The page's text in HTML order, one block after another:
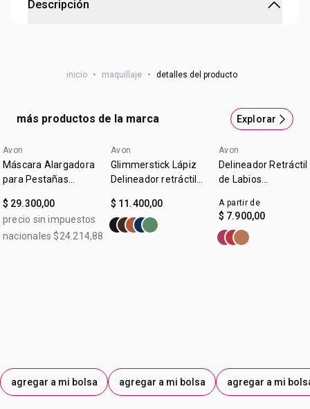
Descripción
peinar las cejas
inicio • maquillaje • detalles del producto
más productos de la marca Explorar
Avon
Máscara Alargadora
para Pestañas
$ 29.300,00
precio sin impuestos
nacionales $24.214,88
agregar a mi bolsa
Avon
Glimmerstick Lápiz
Delineador retráctil
Black
$ 11.400,00
agregar a mi bolsa
Avon
Delineador Retráctil
de Labios
Color Malva
A partir de
$ 7.900,00
agregar a mi